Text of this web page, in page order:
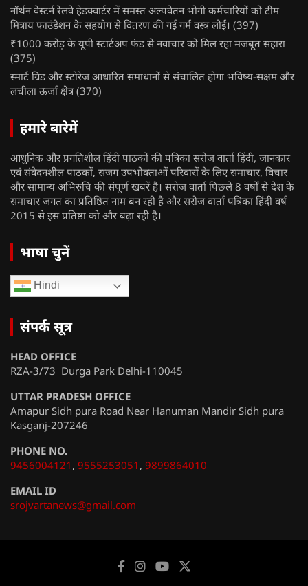
नॉर्थन वेस्टर्न रेलवे हेडक्वार्टर में समस्त अल्पवेतन भोगी कर्मचारियों को टीम
मित्राय फाउंडेशन के सहयोग से वितरण की गई गर्म वस्त्र लोई। (397)
₹1000 करोड़ के यूपी स्टार्टअप फंड से नवाचार को मिल रहा मजबूत सहारा
(375)
स्मार्ट ग्रिड और स्टोरेज आधारित समाधानों से संचालित होगा भविष्य-सक्षम और
लचीला ऊर्जा क्षेत्र (370)
हमारे बारेमें
आधुनिक और प्रगतिशील हिंदी पाठकों की पत्रिका सरोज वार्ता हिंदी, जानकार
एवं संवेदनशील पाठकों, सजग उपभोक्ताओं परिवारों के लिए समाचार, विचार
और सामान्य अभिरुचि की संपूर्ण खबरें है। सरोज वार्ता पिछले 8 वर्षों से देश के
समाचार जगत का प्रतिष्ठित नाम बन रही है और सरोज वार्ता पत्रिका हिंदी वर्ष
2015 से इस प्रतिष्ठा को और बढ़ा रही है।
भाषा चुनें
Hindi
संपर्क सूत्र
HEAD OFFICE
RZA-3/73 Durga Park Delhi-110045
UTTAR PRADESH OFFICE
Amapur Sidh pura Road Near Hanuman Mandir Sidh pura
Kasganj-207246
PHONE NO.
9456004121 , 9555253051 , 9899864010
EMAIL ID
srojvartanews@gmail.com